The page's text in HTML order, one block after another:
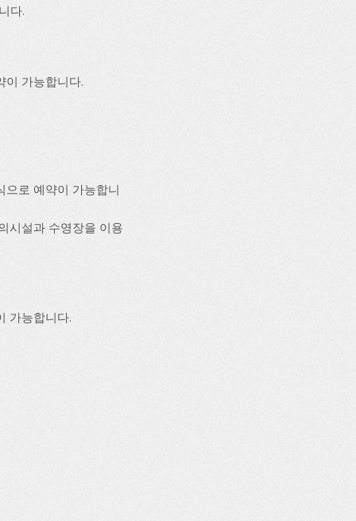
다.
이 가능합니다.
으로 예약이 가능합니
시설과 수영장을 이용
가능합니다.